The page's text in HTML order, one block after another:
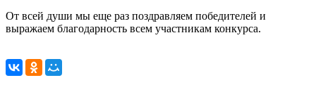
От всей души мы еще раз поздравляем победителей и
выражаем благодарность всем участникам конкурса.